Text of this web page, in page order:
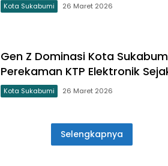
Kota Sukabumi 26 Maret 2026
Gen Z Dominasi Kota
Perekaman KTP Elektronik
Kota Sukabumi 26 Maret 2026
Selengkapnya